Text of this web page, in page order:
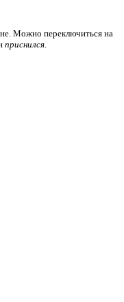
Можно переключиться на
приснился